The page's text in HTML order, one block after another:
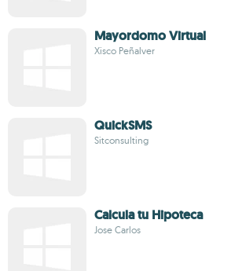
Mayordomo Virtual
Xisco Peñalver
QuickSMS
Sitconsulting
Calcula tu Hipoteca
Jose Carlos